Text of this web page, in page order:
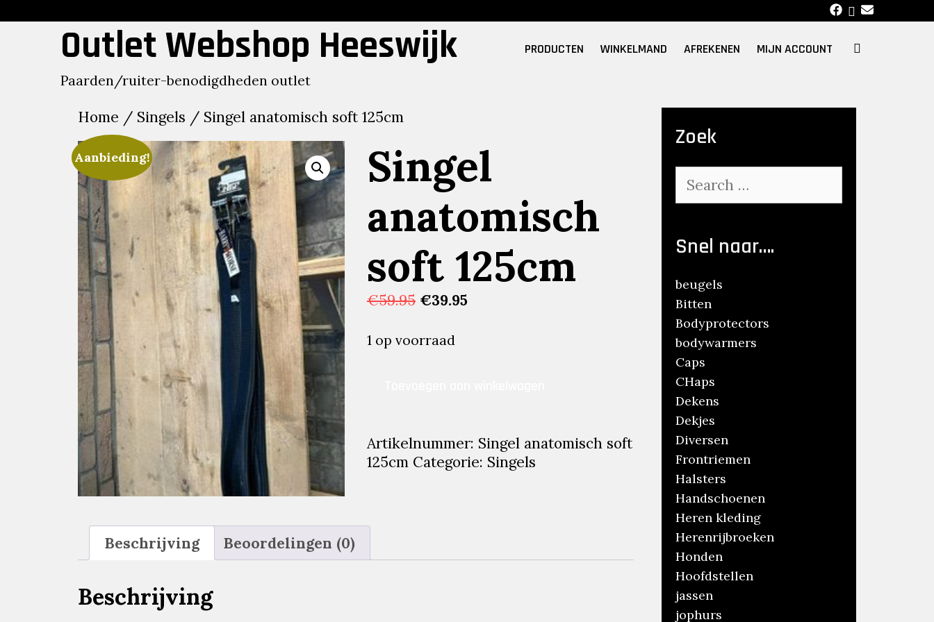
to
Outlet Webshop Heeswijk
Paarden/ruiter-benodigdheden outlet
PRODUCTEN WINKELMAND AFREKENEN MIJN ACCOUNT
Home / Singels / Singel anatomisch soft 125cm
Aanbieding!
Singel
anatomisch
soft 125cm
€59.95 Oorspronkelijke
was:
€39.95
1 op voorraad
125cm
aantal
Artikelnummer: Singel anatomisch soft
125cm Categorie: Singels
Beschrijving Beoordelingen (0)
Beschrijving
Zoek
for:
Snel naar….
beugels
Bitten
Bodyprotectors
bodywarmers
Caps
CHaps
Dekens
Dekjes
Diversen
Frontriemen
Halsters
Handschoenen
Heren kleding
Herenrijbroeken
Honden
Hoofdstellen
jassen
jophurs